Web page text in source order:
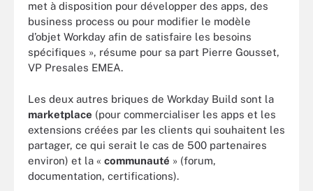
met à disposition pour développer des apps, des
business process ou pour modifier le modèle
d’objet Workday afin de satisfaire les besoins
spécifiques », résume pour sa part Pierre Gousset,
VP Presales EMEA.
Les deux autres briques de Workday Build sont la
marketplace (pour commercialiser les apps et les
extensions créées par les clients qui souhaitent les
partager, ce qui serait le cas de 500 partenaires
environ) et la « communauté » (forum,
documentation, certifications).